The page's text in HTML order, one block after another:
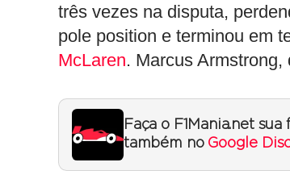
três vezes na disputa,
pole position e terminou em
McLaren. Marcus
Faça o F1Mania.net
também no Google